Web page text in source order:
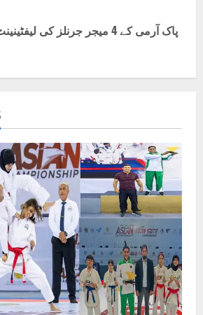
پاک آرمی کے 4 میجر جرنلز کی